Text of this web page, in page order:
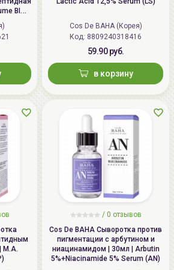
УНП 192179286, Беларусь,
220020 Минск, ул.Радужная 4/1-
136. www.allcosmetics.by, E-mail:
info@allcosmetics.by,
тел.:+375296131336
BIO
Cos De BAHA (Корея)
Код: 8809240318416
59.90 руб.
в корзину
M.A.
/ 0 отзывов
Cos De BAHA Сыворотка против
пигментации с арбутином и
ниацинамидом | 30мл | Arbutin
5%+Niacinamide 5% Serum (AN)